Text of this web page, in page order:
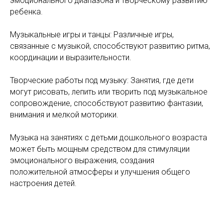
ребенка.
Музыкальные игры и танцы: Различные игры,
связанные с музыкой, способствуют развитию ритма,
координации и выразительности.
Творческие работы под музыку: Занятия, где дети
могут рисовать, лепить или творить под музыкальное
сопровождение, способствуют развитию фантазии,
внимания и мелкой моторики.
Музыка на занятиях с детьми дошкольного возраста
может быть мощным средством для стимуляции
эмоционального выражения, создания
положительной атмосферы и улучшения общего
настроения детей.